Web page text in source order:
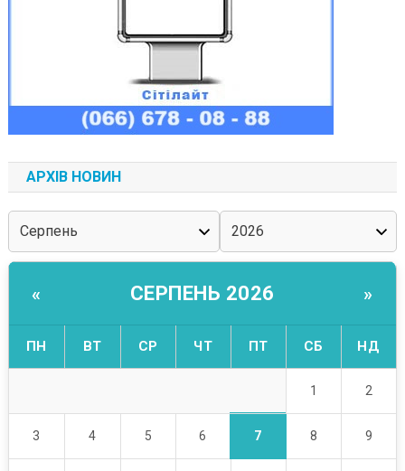
АРХІВ НОВИН
« СЕРПЕНЬ 2026 »
ПН ВТ СР ЧТ ПТ СБ НД
1 2
3 4 5 6 7 8 9